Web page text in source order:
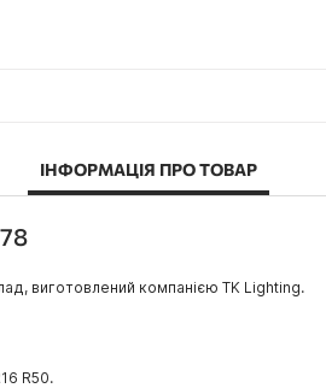
ІНФОРМАЦІЯ ПРО ТОВАР
виготовлений компанією TK Lighting.
R50.